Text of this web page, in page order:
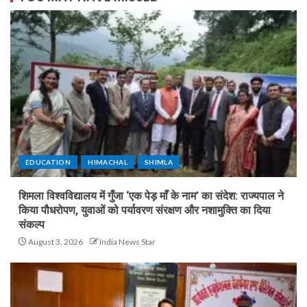
EDUCATION HIMACHAL SHIMLA
शिमला विश्वविद्यालय में गुँजा ‘एक पेड़ माँ के नाम’ का संदेश: राज्यपाल ने
किया पौधरोपण, युवाओं को पर्यावरण संरक्षण और नशामुक्ति का दिया
संकल्प
August 3, 2026 India News Star